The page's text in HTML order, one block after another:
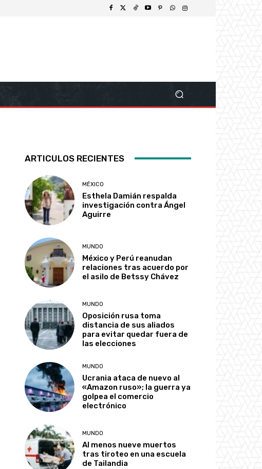
ARTICULOS RECIENTES
MÉXICO
Esthela Damián respalda
investigación contra Ángel
Aguirre
MUNDO
México y Perú reanudan
relaciones tras acuerdo por
el asilo de Betssy Chávez
MUNDO
Oposición rusa toma
distancia de sus aliados
para evitar quedar fuera de
las elecciones
MUNDO
Ucrania ataca de nuevo al
«Amazon ruso»; la guerra ya
golpea el comercio
electrónico
MUNDO
Al menos nueve muertos
tras tiroteo en una escuela
de Tailandia